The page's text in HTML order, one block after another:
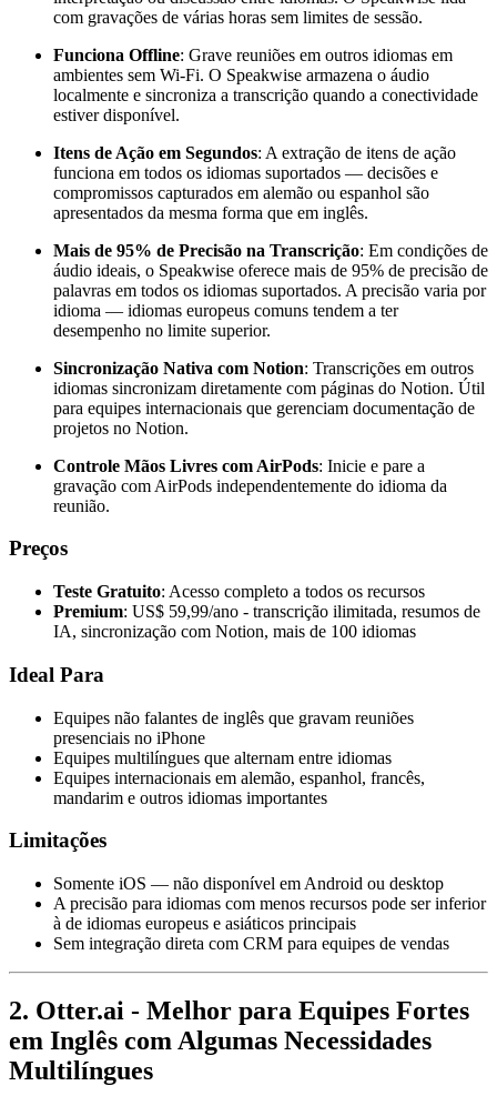
com gravações de várias horas sem limites de sessão.
Funciona Offline: Grave reuniões em outros idiomas em
ambientes sem Wi-Fi. O Speakwise armazena o áudio
localmente e sincroniza a transcrição quando a conectividade
estiver disponível.
Itens de Ação em Segundos: A extração de itens de ação
funciona em todos os idiomas suportados — decisões e
compromissos capturados em alemão ou espanhol são
apresentados da mesma forma que em inglês.
Mais de 95% de Precisão na Transcrição: Em condições de
áudio ideais, o Speakwise oferece mais de 95% de precisão de
palavras em todos os idiomas suportados. A precisão varia por
idioma — idiomas europeus comuns tendem a ter
desempenho no limite superior.
Sincronização Nativa com Notion: Transcrições em outros
idiomas sincronizam diretamente com páginas do Notion. Útil
para equipes internacionais que gerenciam documentação de
projetos no Notion.
Controle Mãos Livres com AirPods: Inicie e pare a
gravação com AirPods independentemente do idioma da
reunião.
Preços
Teste Gratuito: Acesso completo a todos os recursos
Premium: US$ 59,99/ano - transcrição ilimitada, resumos de
IA, sincronização com Notion, mais de 100 idiomas
Ideal Para
Equipes não falantes de inglês que gravam reuniões
presenciais no iPhone
Equipes multilíngues que alternam entre idiomas
Equipes internacionais em alemão, espanhol, francês,
mandarim e outros idiomas importantes
Limitações
Somente iOS — não disponível em Android ou desktop
A precisão para idiomas com menos recursos pode ser inferior
à de idiomas europeus e asiáticos principais
Sem integração direta com CRM para equipes de vendas
2. Otter.ai - Melhor para Equipes Fortes
em Inglês com Algumas Necessidades
Multilíngues